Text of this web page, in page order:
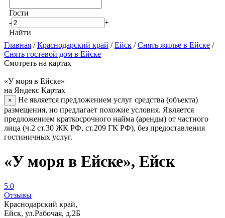
Гости
-
+
Найти
Главная /Краснодарский край /Ейск /Снять жилье в Ейске /
Снять гостевой дом в Ейске
Смотреть на картах
«У моря в Ейске»
на Яндекс Картах
×
Не является предложением услуг средства (объекта)
размещения, но предлагает похожие условия. Является
предложением краткосрочного найма (аренды) от частного
лица (ч.2 ст.30 ЖК РФ, ст.209 ГК РФ), без предоставления
гостиничных услуг.
«У моря в Ейске», Ейск
5.0
Отзывы
Краснодарский край,
Ейск, ул.Рабочая, д.2Б